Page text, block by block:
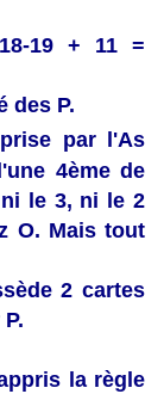
19 + 11 =
des P.
par l'As
4ème de
le 3, ni le 2
O. Mais tout
2 cartes
la règle